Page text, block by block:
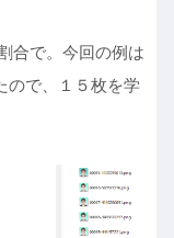
合で。今回の例は
ので、１５枚を学